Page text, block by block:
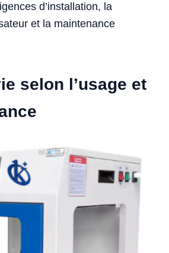
d’installation, la
et la maintenance
selon l’usage et